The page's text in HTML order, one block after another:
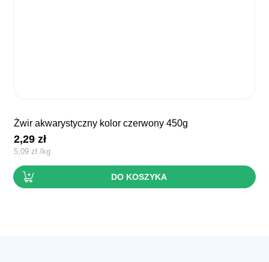
żwir akwarystyczny kolor czerwony 450g
2,29zł
5,09zł /kg
DO KOSZYKA